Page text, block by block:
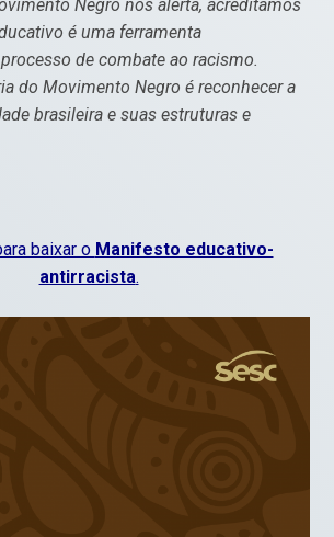
Negro nos alerta, acreditamos
é uma ferramenta
de combate ao racismo.
do Movimento Negro é reconhecer a
brasileira e suas estruturas e
baixar o Manifesto educativo-
antirracista.